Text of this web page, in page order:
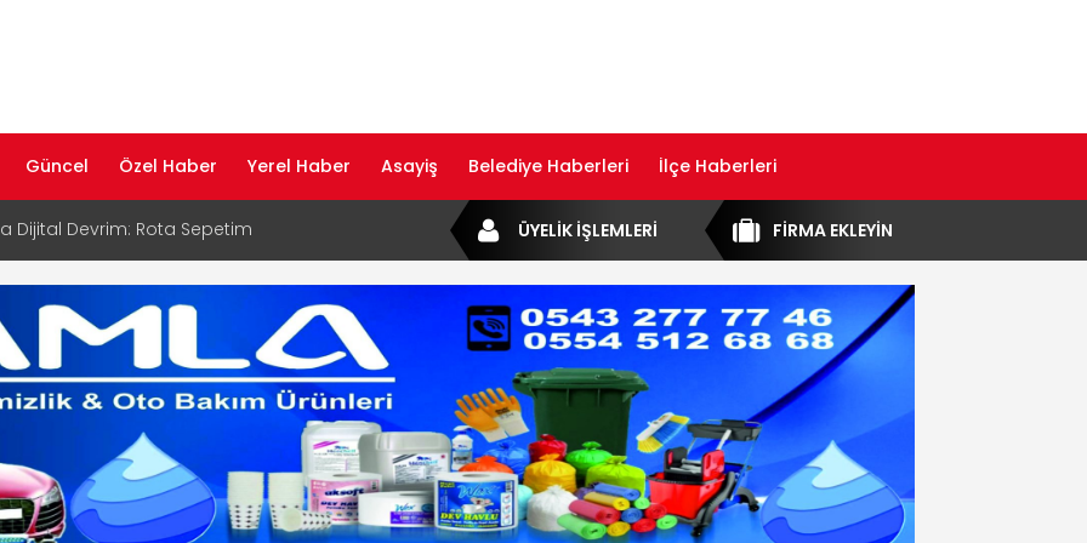
Güncel Özel Haber Yerel Haber Asayiş Belediye Haberleri İlçe Haberleri
Dijital Devrim: Rota Sepetim
Bölge Müdürü Makam Koltuğunu
Rehberi ile Google ve Yapay Zeka
Öne Çıkın
Rehberi Hizmete Girdi
Yayın Hayatına Başladı | Hızlı ve Akıllı
FİRMA EKLEYİN
ÜYELİK İŞLEMLERİ